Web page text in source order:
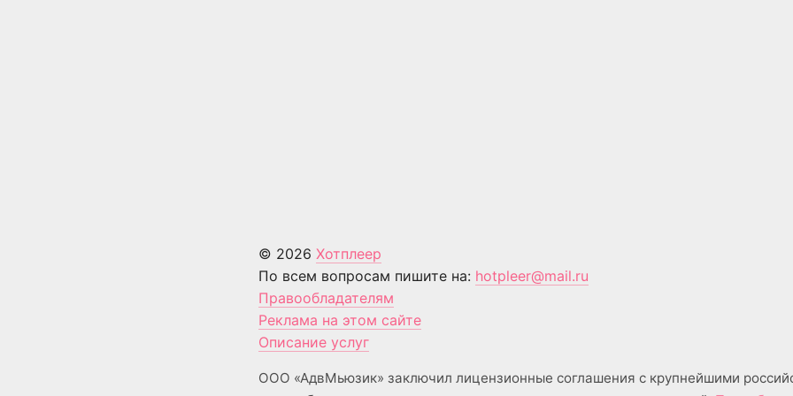
© 2026 Хотплеер
По всем вопросам пишите на: hotpleer@mail.ru
Правообладателям
Реклама на этом сайте
Описание услуг
ООО «АдвМьюзик» заключил лицензионные соглашения с крупнейшими